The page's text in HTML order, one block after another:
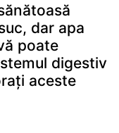
dar apa
poate
digestiv
aceste